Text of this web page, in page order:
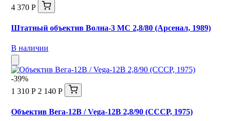
4 370 Р
Штатный объектив Волна-3 МС 2,8/80 (Арсенал, 1989)
В наличии
-39%
1 310 Р 2 140 Р
Объектив Вега-12В / Vega-12B 2,8/90 (СССР, 1975)